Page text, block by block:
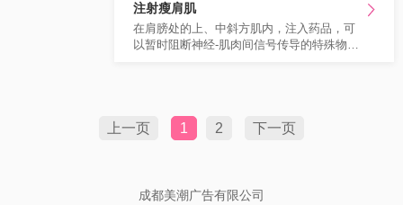
注射瘦肩肌
在肩膀处的上、中斜方肌内，注入药品，可
以暂时阻断神经-肌肉间信号传导的特殊物
上一页 1 2 下一页
成都美潮广告有限公司